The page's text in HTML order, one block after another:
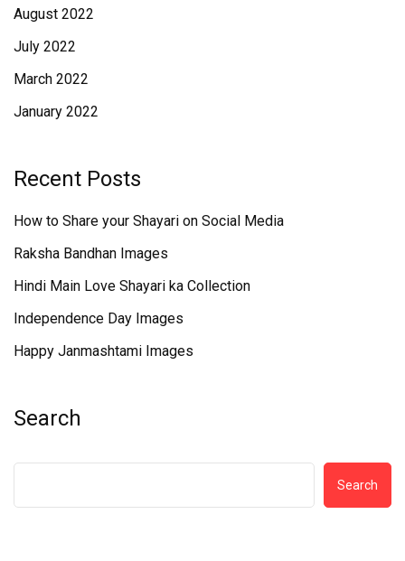
August 2022
July 2022
March 2022
January 2022
Recent Posts
How to Share your Shayari on Social Media
Raksha Bandhan Images
Hindi Main Love Shayari ka Collection
Independence Day Images
Happy Janmashtami Images
Search
Search